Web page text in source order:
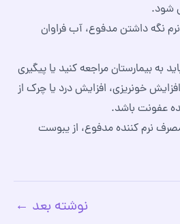
شود.
نگه داشتن مدفوع، آب فراوان
به بیمارستان مراجعه کنید یا پیگیری
خونریزی، افزایش درد یا چرک از
عفونت باشد.
نرم‌ کننده مدفوع، از یبوست
نوشته بعد ←